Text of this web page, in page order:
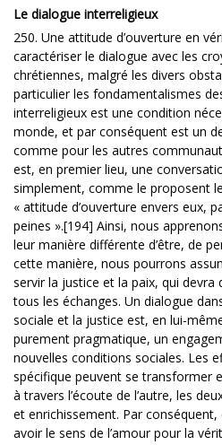
Le dialogue interreligieux
250. Une attitude d’ouverture en
caractériser le dialogue avec les
chrétiennes, malgré les divers
particulier les fondamentalismes
interreligieux est une condition
monde, et par conséquent est un
comme pour les autres
est, en premier lieu, une
simplement, comme le proposent
« attitude d’ouverture envers eux,
peines ».[194] Ainsi, nous
leur manière différente d’être, de
cette manière, nous pourrons
servir la justice et la paix, qui devra
tous les échanges. Un dialogue
sociale et la justice est, en lui-
purement pragmatique, un
nouvelles conditions sociales. Les
spécifique peuvent se transformer
à travers l’écoute de l’autre, les
et enrichissement. Par
avoir le sens de l’amour pour la